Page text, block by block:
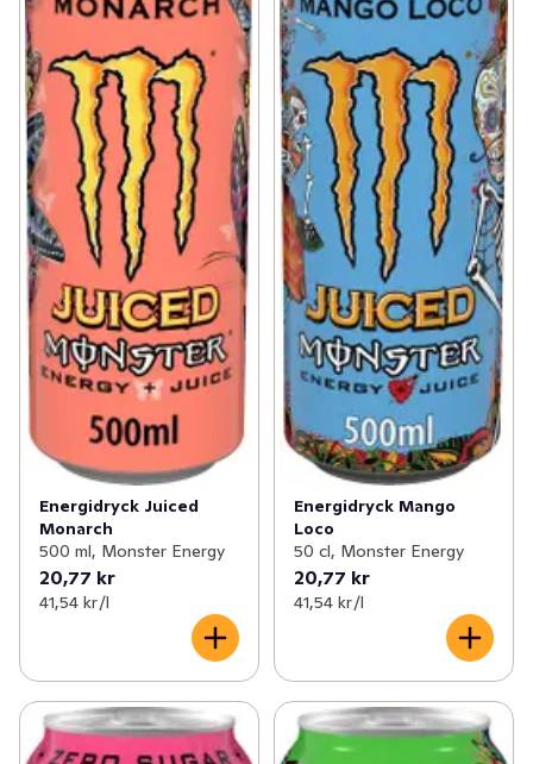
Energidryck Juiced
Monarch
500 ml, Monster Energy
20,77 kr
41,54 kr /l
Energidryck Mango
Loco
50 cl, Monster Energy
20,77 kr
41,54 kr /l